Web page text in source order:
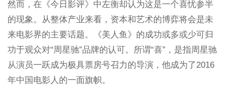
然而，在《今日影评》中左衡却认为这是一个喜忧参半
的现象。从整体产业来看，资本和艺术的博弈将会是未
来电影界的主要话题。《美人鱼》的成功或多或少可归
功于观众对“周星驰”品牌的认可。所谓“喜”，是指周星驰
从演员一跃成为极具票房号召力的导演，他成为了2016
年中国电影人的一面旗帜。